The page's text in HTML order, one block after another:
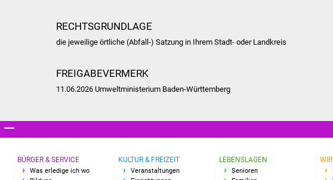
RECHTSGRUNDLAGE
die jeweilige örtliche (Abfall-) Satzung in Ihrem Stadt- oder Landkreis
FREIGABEVERMERK
11.06.2026 Umweltministerium Baden-Württemberg
BÜRGER & SERVICE
Was erledige ich wo
KULTUR & FREIZEIT
Veranstaltungen
LEBENSLAGEN
Senioren